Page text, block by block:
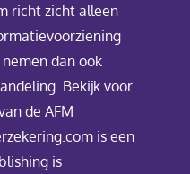
richt zicht alleen
dan ook
Bekijk voor
de AFM
is een
is